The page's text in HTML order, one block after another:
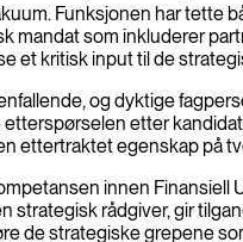
Funksjonen har tette
mandat som inkluderer
et kritisk input til de
og dyktige
etter
ettertraktet egenskap på
innen
strategisk rådgiver, gir
de strategiske grepene